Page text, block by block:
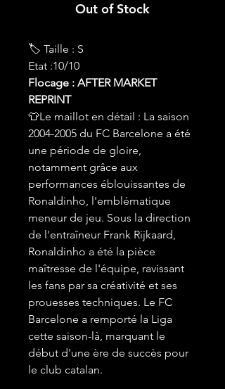
Out of Stock
🏷 Taille : S
Etat :10/10
Flocage : AFTER MARKET
REPRINT
👕Le maillot en détail : La saison
2004-2005 du FC Barcelone a été
une période de gloire,
notamment grâce aux
performances éblouissantes de
Ronaldinho, l'emblématique
meneur de jeu. Sous la direction
de l'entraîneur Frank Rijkaard,
Ronaldinho a été la pièce
maîtresse de l'équipe, ravissant
les fans par sa créativité et ses
prouesses techniques. Le FC
Barcelone a remporté la Liga
cette saison-là, marquant le
début d'une ère de succès pour
le club catalan.